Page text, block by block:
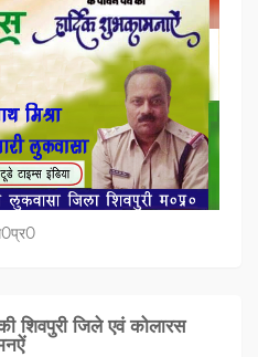
शिवपुरी जिले एवं कोलारस